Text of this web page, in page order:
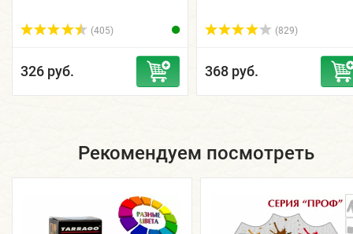
(405)
326 руб.
(829)
368 руб.
Рекомендуем посмотреть